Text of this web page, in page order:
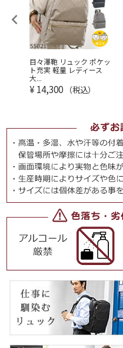
目々澤鞄 リュック ポケッ
ト充実 軽量 レディース
大...
¥ 14,300 （税込）